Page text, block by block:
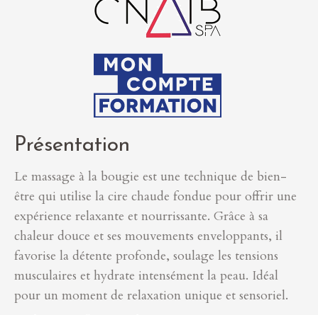
Présentation
Le massage à la bougie est une technique de bien-
être qui utilise la cire chaude fondue pour offrir une
expérience relaxante et nourrissante. Grâce à sa
chaleur douce et ses mouvements enveloppants, il
favorise la détente profonde, soulage les tensions
musculaires et hydrate intensément la peau. Idéal
pour un moment de relaxation unique et sensoriel.